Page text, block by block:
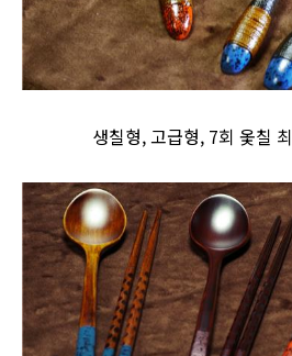
생칠형, 고급형, 7회 옻칠